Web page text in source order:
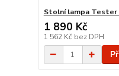
Stolní lampa Tester
1 890 Kč
1 562 Kč bez DPH